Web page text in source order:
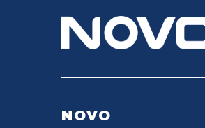
NOVO